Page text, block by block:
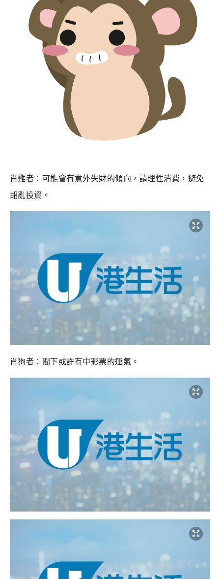
肖雞者：可能會有意外失財的傾向，請理性消費，避免
胡亂投資。
肖狗者：閣下或許有中彩票的運氣。